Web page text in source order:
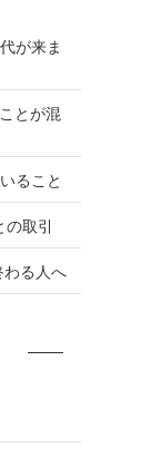
が来ま
とが混
ること
取引
る人へ